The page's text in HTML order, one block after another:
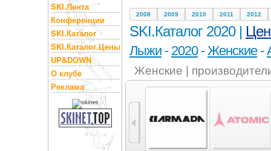
SKI.Лента
Конференции
SKI.Каталог
SKI.Каталог.Цены
UP&DOWN
О клубе
Реклама
2008 2009 2010 2011 2012
SKI.Каталог 2020 |
Лыжи - 2020-Женские-
Женские |